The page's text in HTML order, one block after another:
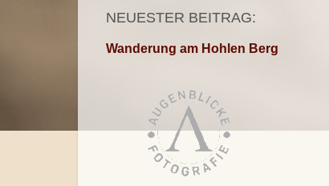
NEUESTER BEITRAG:
Wanderung am Hohlen Berg